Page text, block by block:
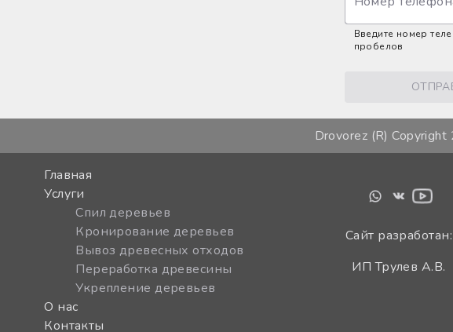
Введите номер
пробелов
Drovorez (R)
Главная
Услуги
Спил деревьев
Кронирование деревьев
Вывоз древесных отходов
Переработка древесины
Укрепление деревьев
О нас
Контакты
Сайт разработан:
ИП Трулев А.В.